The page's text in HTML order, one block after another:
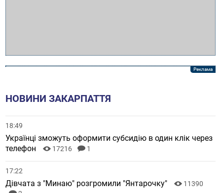
НОВИНИ ЗАКАРПАТТЯ
18:49
Українці зможуть оформити субсидію в один клік через
телефон
17216 1
17:22
Дівчата з "Минаю" розгромили "Янтарочку"
11390